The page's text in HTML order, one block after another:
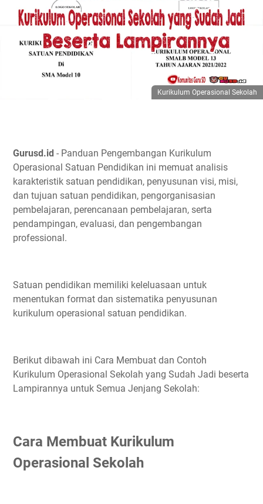
Kurikulum Operasional Sekolah
Gurusd.id - Panduan Pengembangan Kurikulum
Operasional Satuan Pendidikan ini memuat analisis
karakteristik satuan pendidikan, penyusunan visi, misi,
dan tujuan satuan pendidikan, pengorganisasian
pembelajaran, perencanaan pembelajaran, serta
pendampingan, evaluasi, dan pengembangan
professional.
Satuan pendidikan memiliki keleluasaan untuk
menentukan format dan sistematika penyusunan
kurikulum operasional satuan pendidikan.
Berikut dibawah ini Cara Membuat dan Contoh
Kurikulum Operasional Sekolah yang Sudah Jadi beserta
Lampirannya untuk Semua Jenjang Sekolah:
Cara Membuat Kurikulum
Operasional Sekolah